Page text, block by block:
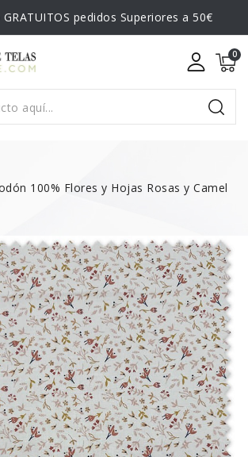
pedidos Superiores a 50€
100% Flores y Hojas Rosas y Camel